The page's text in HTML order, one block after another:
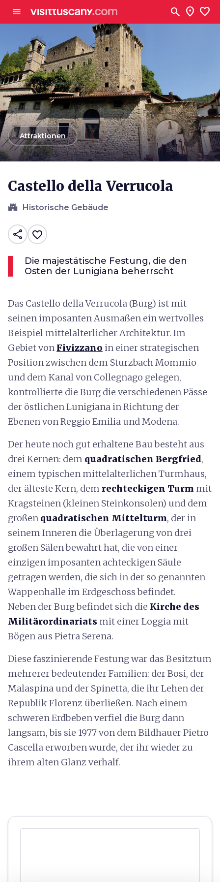
menu search location_on favorite
arrow_backAttraktionen
Castello della Verrucola
castle Historische Gebäude
share favorite_border
Die majestätische Festung, die den
Osten der Lunigiana beherrscht
Das Castello della Verrucola (Burg) ist mit
seinen imposanten Ausmaßen ein wertvolles
Beispiel mittelalterlicher Architektur. Im
Gebiet von Fivizzano in einer strategischen
Position zwischen dem Sturzbach Mommio
und dem Kanal von Collegnago gelegen,
kontrollierte die Burg die verschiedenen Pässe
der östlichen Lunigiana in Richtung der
Ebenen von Reggio Emilia und Modena.
Der heute noch gut erhaltene Bau besteht aus
drei Kernen: dem quadratischen Bergfried,
einem typischen mittelalterlichen Turmhaus,
der älteste Kern, dem rechteckigen Turm mit
Kragsteinen (kleinen Steinkonsolen) und dem
großen quadratischen Mittelturm, der in
seinem Inneren die Überlagerung von drei
großen Sälen bewahrt hat, die von einer
einzigen imposanten achteckigen Säule
getragen werden, die sich in der so genannten
Wappenhalle im Erdgeschoss befindet.
Neben der Burg befindet sich die Kirche des
Militärordinariats mit einer Loggia mit
Bögen aus Pietra Serena.
Diese faszinierende Festung war das Besitztum
mehrerer bedeutender Familien: der Bosi, der
Malaspina und der Spinetta, die ihr Lehen der
Republik Florenz überließen. Nach einem
schweren Erdbeben verfiel die Burg dann
langsam, bis sie 1977 von dem Bildhauer Pietro
Cascella erworben wurde, der ihr wieder zu
ihrem alten Glanz verhalf.